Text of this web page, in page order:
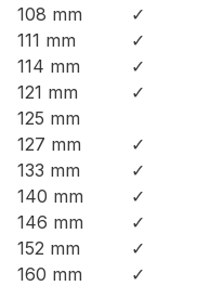
108 mm
✓
111 mm
✓
114 mm
✓
121 mm
✓
125 mm
127 mm
✓
133 mm
✓
140 mm
✓
146 mm
✓
152 mm
✓
160 mm
✓